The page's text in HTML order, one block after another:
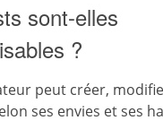
sont-elles
?
peut créer,
ses envies et ses